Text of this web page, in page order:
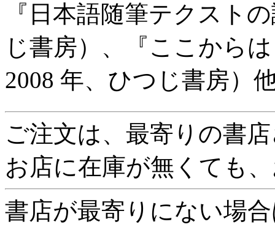
『日本語随筆テクスト
じ書房）、『ここから
2008 年、ひつじ書房）
ご注文は、最寄りの書
お店に在庫が無くても
書店が最寄りにない場